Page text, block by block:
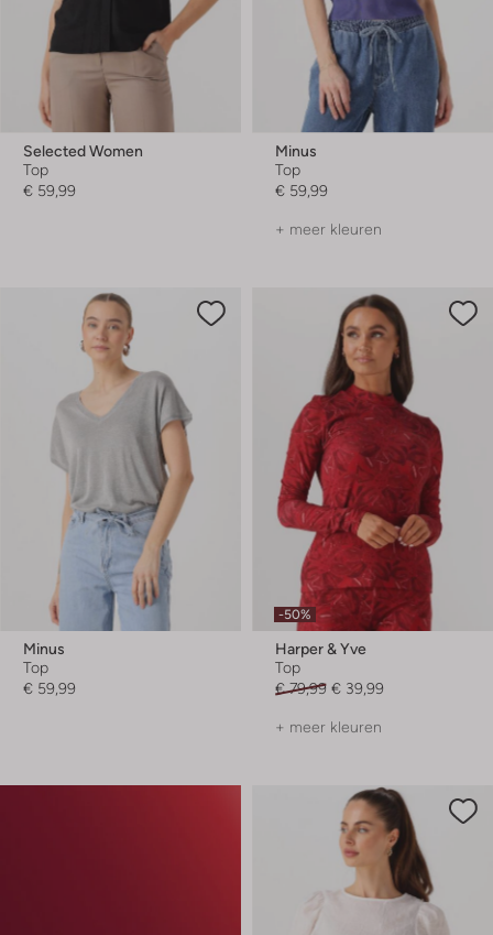
Selected Women
Top
€ 59,99
Minus
Top
€ 59,99
+ meer kleuren
Minus
Top
€ 59,99
-50%
Harper & Yve
Top
€ 79,99 € 39,99
+ meer kleuren